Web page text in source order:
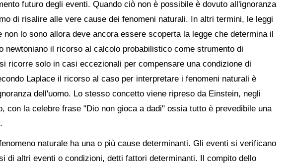
futuro degli eventi. Quando ciò non è possibile è dovuto all'ignoranza
di risalire alle vere cause dei fenomeni naturali. In altri termini, le leggi
non lo sono allora deve ancora essere scoperta la legge che determina il
newtoniano il ricorso al calcolo probabilistico come strumento di
ricorre solo in casi eccezionali per compensare una condizione di
Laplace il ricorso al caso per interpretare i fenomeni naturali è
dell'uomo. Lo stesso concetto viene ripreso da Einstein, negli
con la celebre frase "Dio non gioca a dadi" ossia tutto è prevedibile una
naturale ha una o più cause determinanti. Gli eventi si verificano
di altri eventi o condizioni, detti fattori determinanti. Il compito dello